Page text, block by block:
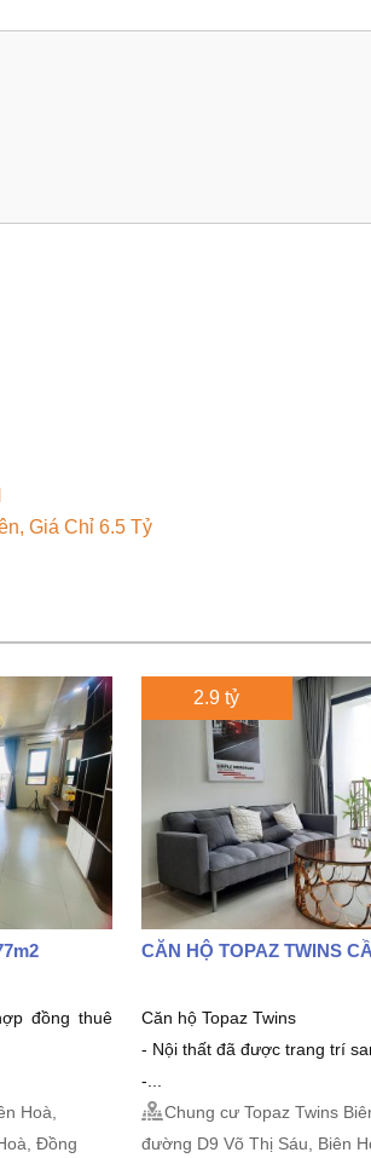
Giá Chỉ 6.5 Tỷ
đồng thuê
Hoà,
Đồng
2.9 tỷ
CĂN HỘ TOPAZ TWINS
Căn hộ Topaz Twins
- Nội thất đã được trang trí
-...
Chung cư Topaz Twins
đường D9 Võ Thị Sáu, Biên